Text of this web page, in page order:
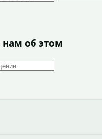
об этом